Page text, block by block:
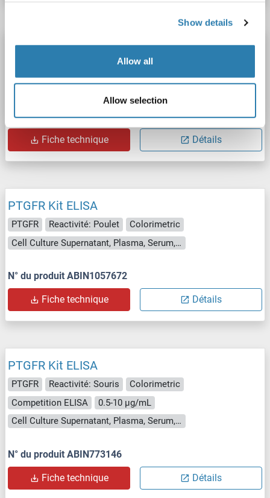
Show details
Allow all
Allow selection
PTGFR Kit ELISA
Colorimetric
Cell Culture Supernatant, Plasma, Serum, Tissue Homogenate
N° du produit ABIN1057673
Fiche technique Détails
PTGFR Kit ELISA
PTGFR Reactivité: Poulet
Colorimetric
Cell Culture Supernatant, Plasma, Serum, Tissue Homogenate
N° du produit ABIN1057672
Fiche technique Détails
PTGFR Kit ELISA
PTGFR Reactivité: Souris
Colorimetric
Competition ELISA
0.5-10 μg/mL
Cell Culture Supernatant, Plasma, Serum, Tissue Homogenate
N° du produit ABIN773146
Fiche technique Détails